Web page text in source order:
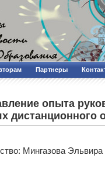
Партнеры
опыта
дистанционного
Мингазова